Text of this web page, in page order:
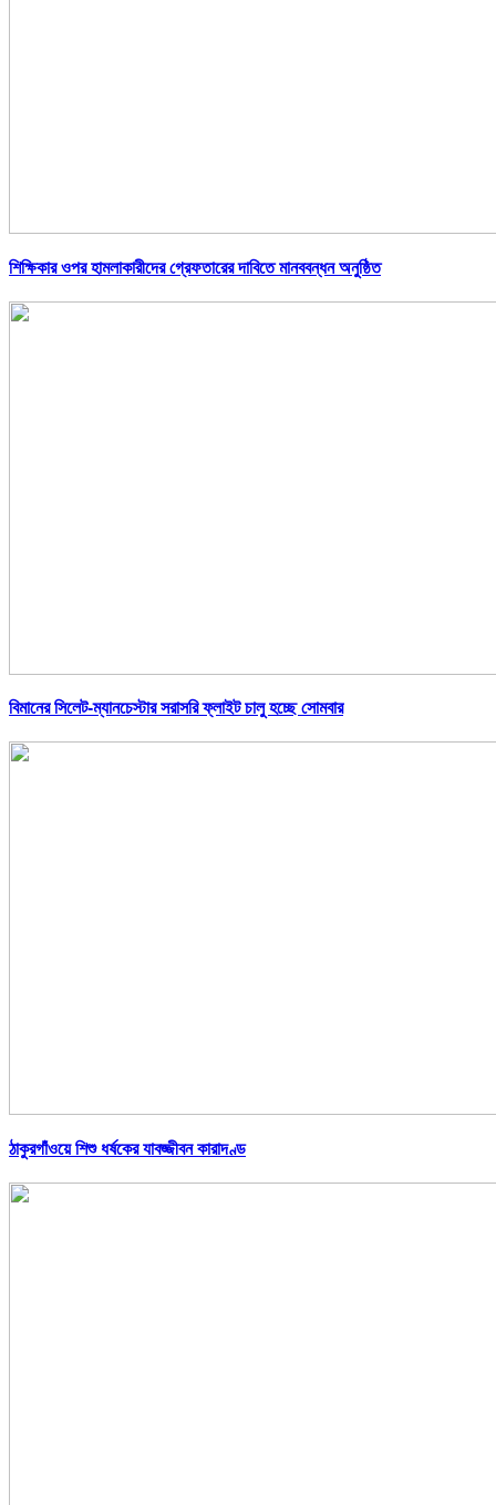
শিক্ষিকার ওপর হামলাকারীদের গ্রেফতারের দাবিতে মানববন্ধন অনুষ্ঠিত
বিমানের সিলেট-ম্যানচেস্টার সরাসরি ফ্লাইট চালু হচ্ছে সোমবার
ঠাকুরগাঁওয়ে শিশু ধর্ষকের যাবজ্জীবন কারাদণ্ড